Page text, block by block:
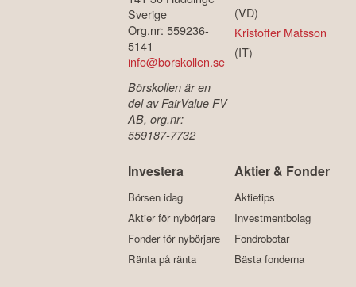
Sverige
Org.nr: 559236-
5141
info@borskollen.se
Börskollen är en
del av FairValue FV
AB, org.nr:
559187-7732
(VD)
Kristoffer Matsson
(IT)
Investera
Börsen idag
Aktier för nybörjare
Fonder för nybörjare
Ränta på ränta
Aktier & Fonder
Aktietips
Investmentbolag
Fondrobotar
Bästa fonderna